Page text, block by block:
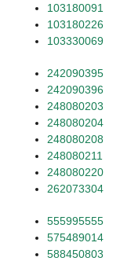
103180091
103180226
103330069
242090395
242090396
248080203
248080204
248080208
248080211
248080220
262073304
555995555
575489014
588450803